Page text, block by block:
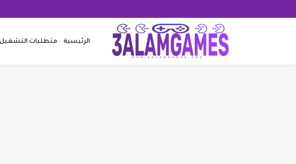
الرئيسية متطلبات التشغيل